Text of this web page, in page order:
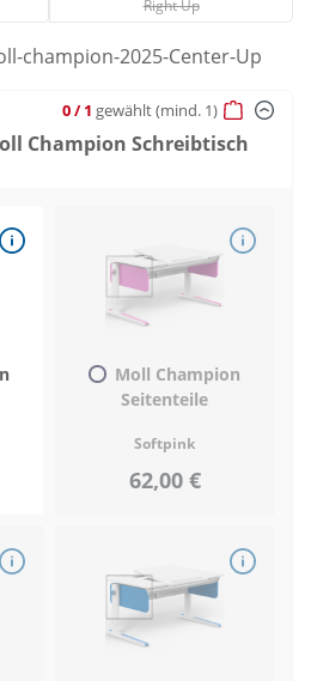
Right Up
champion-2025-Center-Up
Champion Schreibtisch
0/ 1 gewählt(mind. 1)
Moll Champion
Seitenteile
Softpink
62,00 €